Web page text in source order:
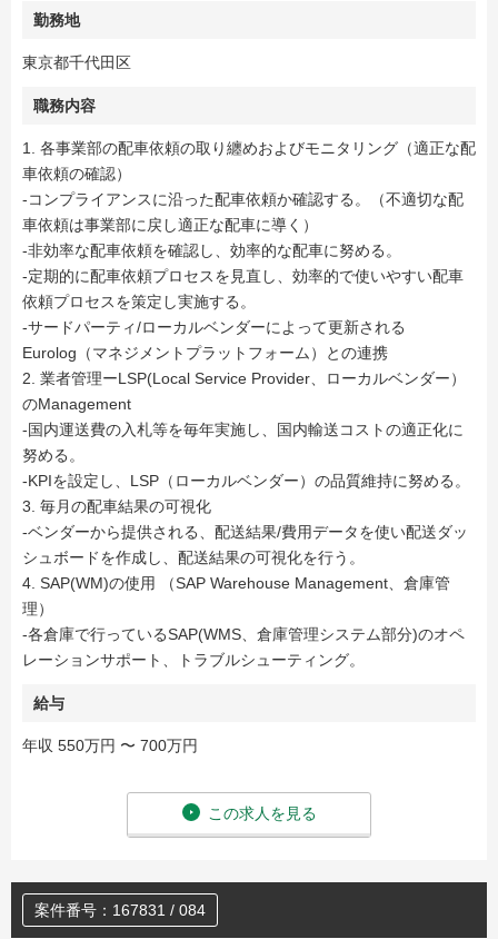
勤務地
東京都千代田区
職務内容
1. 各事業部の配車依頼の取り纏めおよびモニタリング（適正な配
車依頼の確認）
-コンプライアンスに沿った配車依頼か確認する。（不適切な配
車依頼は事業部に戻し適正な配車に導く）
-非効率な配車依頼を確認し、効率的な配車に努める。
-定期的に配車依頼プロセスを見直し、効率的で使いやすい配車
依頼プロセスを策定し実施する。
-サードパーティ/ローカルベンダーによって更新される
Eurolog（マネジメントプラットフォーム）との連携
2. 業者管理ーLSP(Local Service Provider、ローカルベンダー）
のManagement
-国内運送費の入札等を毎年実施し、国内輸送コストの適正化に
努める。
-KPIを設定し、LSP（ローカルベンダー）の品質維持に努める。
3. 毎月の配車結果の可視化
-ベンダーから提供される、配送結果/費用データを使い配送ダッ
シュボードを作成し、配送結果の可視化を行う。
4. SAP(WM)の使用 （SAP Warehouse Management、倉庫管
理）
-各倉庫で行っているSAP(WMS、倉庫管理システム部分)のオペ
レーションサポート、トラブルシューティング。
給与
年収 550万円 〜 700万円
この求人を見る
案件番号：167831 / 084